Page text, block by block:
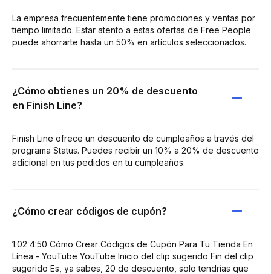
La empresa frecuentemente tiene promociones y ventas por
tiempo limitado. Estar atento a estas ofertas de Free People
puede ahorrarte hasta un 50% en artículos seleccionados.
¿Cómo obtienes un 20% de descuento
en Finish Line?
Finish Line ofrece un descuento de cumpleaños a través del
programa Status. Puedes recibir un 10% a 20% de descuento
adicional en tus pedidos en tu cumpleaños.
¿Cómo crear códigos de cupón?
1:02 4:50 Cómo Crear Códigos de Cupón Para Tu Tienda En
Línea - YouTube YouTube Inicio del clip sugerido Fin del clip
sugerido Es, ya sabes, 20 de descuento, solo tendrías que